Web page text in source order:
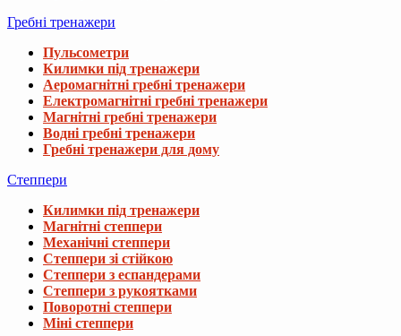
Гребні тренажери
Пульсометри
Килимки під тренажери
Аеромагнітні гребні тренажери
Електромагнітні гребні тренажери
Магнітні гребні тренажери
Водні гребні тренажери
Гребні тренажери для дому
Степпери
Килимки під тренажери
Магнітні степпери
Механічні степпери
Степпери зі стійкою
Степпери з еспандерами
Степпери з рукоятками
Поворотні степпери
Міні степпери